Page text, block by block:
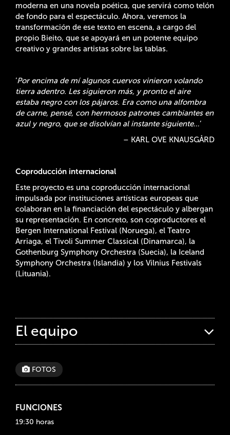
moderna en una novela poética, que servirá como telón
de fondo para el espectáculo. Ahora, veremos la
transformación de ese texto en escena, a cargo del
propio Bieito, que se apoyará en un potente equipo
creativo y grandes artistas sobre las tablas.
‘Por encima de mí algunos cuervos vinieron volando
tierra adentro. Les siguieron más, y pronto el aire
estaba negro con los pájaros. Era como una alfombra
de carne, pensé, con hermosos patrones cambiantes en
azul y negro, que se disolvían al instante siguiente…’
– KARL OVE KNAUSGÅRD
Coproducción internacional
Este proyecto es una coproducción internacional
impulsada por instituciones artísticas europeas que
colaboran en la financiación del espectáculo y albergan
su representación. En concreto, son coproductores el
Bergen International Festival (Noruega), el Teatro
Arriaga, el Tivoli Summer Classical (Dinamarca), la
Gothenburg Symphony Orchestra (Suecia), la Iceland
Symphony Orchestra (Islandia) y los Vilnius Festivals
(Lituania).
El equipo
FOTOS
FUNCIONES
19:30 horas